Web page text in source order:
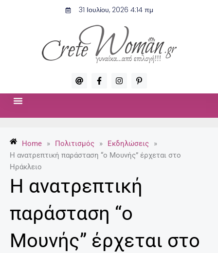
31 Ιουλίου, 2026 4:14 πμ
A
t
F
a
c
f
I
n
s
m
P
i
n
-
p
Home » Πολιτισμός » Εκδηλώσεις
»
Η ανατρεπτική παράσταση “ο Μουνής” έρχεται στο
Ηράκλειο
Η ανατρεπτική
παράσταση “ο
Μουνής” έρχεται στο